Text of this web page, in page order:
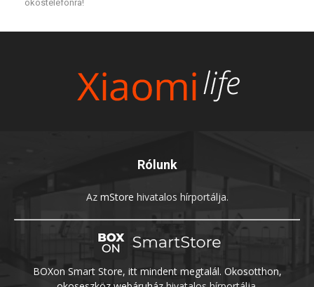
okostelefonra!
Rólunk
Az mStore hivatalos hírportálja.
BOXon Smart Store, itt mindent megtalál. Okosotthon,